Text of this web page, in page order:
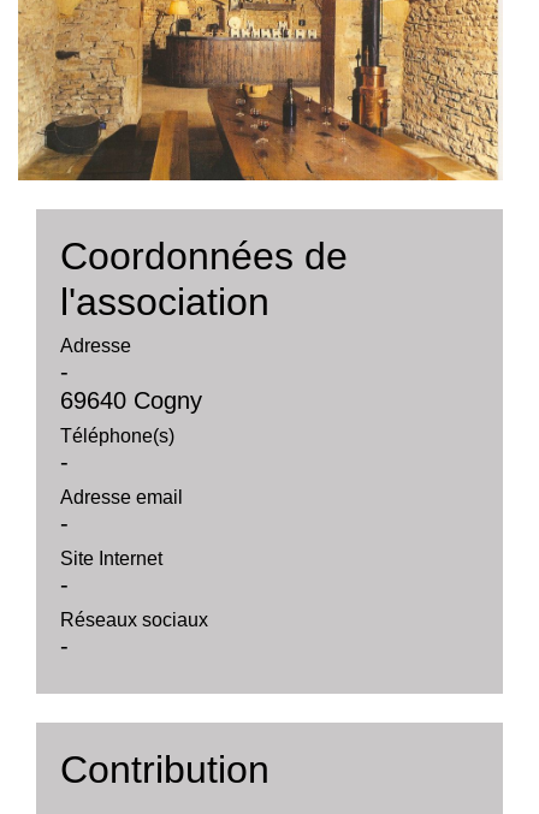
Coordonnées de
l'association
Adresse
-
69640 Cogny
Téléphone(s)
-
Adresse email
-
Site Internet
-
Réseaux sociaux
-
Contribution